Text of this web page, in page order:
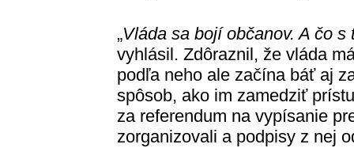
„Vláda sa bojí občanov. A čo
vyhlásil. Zdôraznil, že vláda
podľa neho ale začína báť aj
spôsob, ako im zamedziť
za referendum na vypísanie
zorganizovali a podpisy z nej